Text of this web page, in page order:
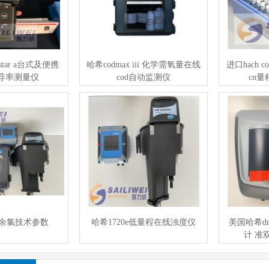
a台式及便携
率测量仪
哈希codmax iii 化学需氧量在线
cod自动监测仪
进口hach
cn量
氯技术参数 哈希1720e低量程在线浊度仪
美国哈希
计 准